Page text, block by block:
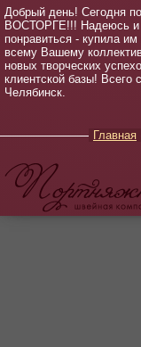
Добрый день! Сегодня
ВОСТОРГЕ!!! Надеюсь и
понравиться - купила
всему Вашему
новых творческих
клиентской базы! Всего
Челябинск.
Главная